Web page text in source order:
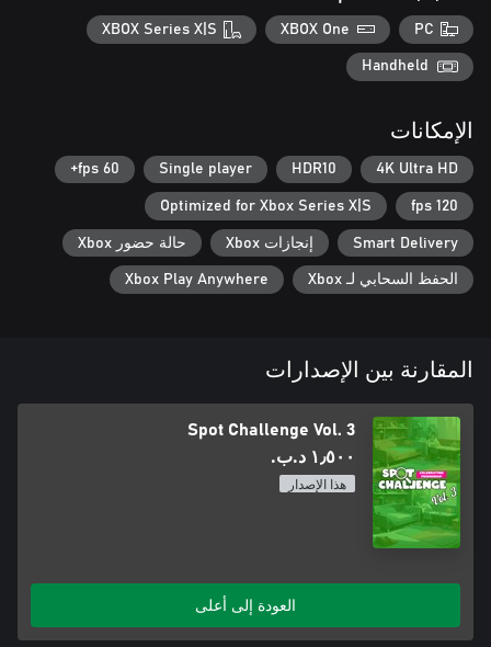
PC
XBOX One
XBOX Series X|S
Handheld
الإمكانات
4K Ultra HD
HDR10
Single player
60 fps+
120 fps
Optimized for Xbox Series X|S
Smart Delivery إنجازات Xbox حالة حضور Xbox
الحفظ السحابي لـ Xbox Xbox Play Anywhere
المقارنة بين الإصدارات
Spot Challenge Vol. 3
١٫٥٠٠ د.ب.‏
هذا الإصدار
العودة إلى أعلى